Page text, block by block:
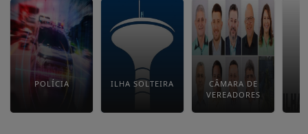
POLÍCIA ILHA SOLTEIRA
CÂMARA DE
VEREADORES